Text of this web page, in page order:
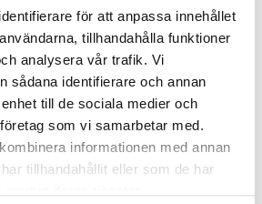
för att anpassa innehållet
tillhandahålla funktioner
analysera vår trafik. Vi
sådana identifierare och annan
till de sociala medier och
som vi samarbetar med.
informationen med annan
tillhandahållit eller som de har
till Skottland 4-8 okt